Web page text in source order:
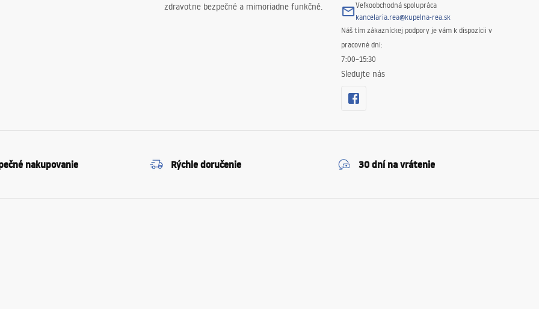
zdravotne bezpečné a mimoriadne funkčné.
Veľkoobchodná spolupráca
kancelaria.rea@kupelna-rea.sk
Náš tím zákazníckej podpory je vám k dispozícii v
pracovné dni:
7:00–15:30
Sledujte nás
nakupovanie Rýchle doručenie 30 dní na vrátenie